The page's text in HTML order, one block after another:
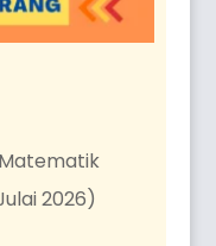
2026)